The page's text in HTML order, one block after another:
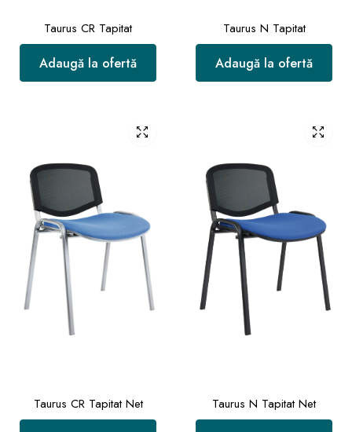
Taurus CR Tapitat
Adaugă la ofertă
Taurus N Tapitat
Adaugă la ofertă
Taurus CR Tapitat Net Taurus N Tapitat Net